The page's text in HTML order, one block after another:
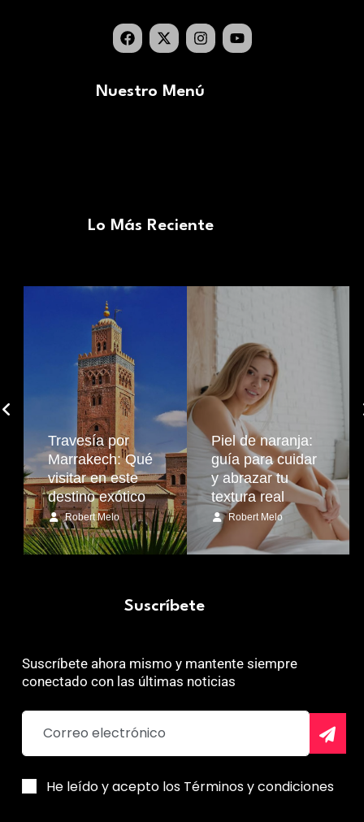
Nuestro Menú
Lo Más Reciente
Travesía por
Marrakech: Qué
visitar en este
destino exótico
Robert Melo
Piel de naranja:
guía para cuidar
y abrazar tu
textura real
Robert Melo
Suscríbete
Suscríbete ahora mismo y mantente siempre
conectado con las últimas noticias
He leído y acepto los Términos y condiciones